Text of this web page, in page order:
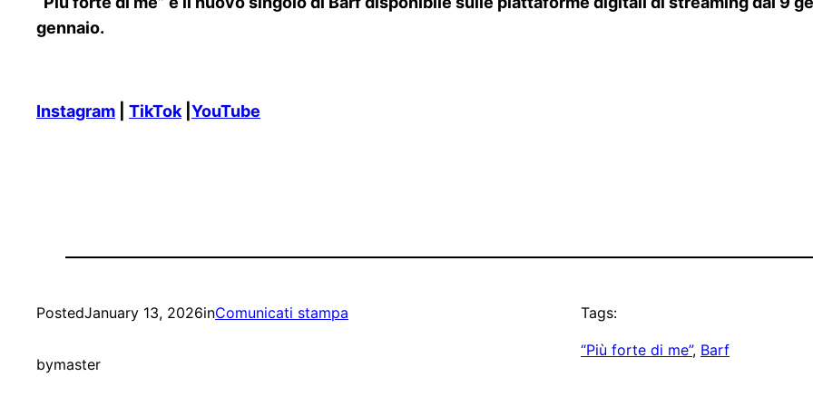
gennaio.
Instagram TikTok| YouTube
PostedJanuary 13, 2026inComunicati stampa
bymaster
Tags:
“Più forte di me”, Barf